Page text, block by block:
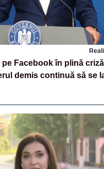
pe Facebook în plină criză
demis continuă să se